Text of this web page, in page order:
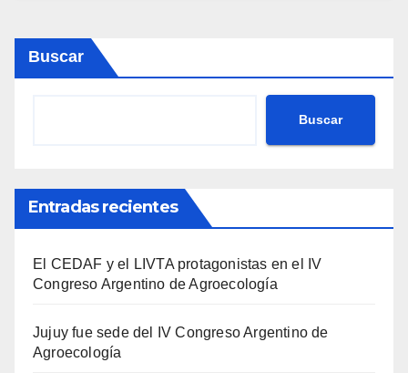
Buscar
Buscar
Entradas recientes
El CEDAF y el LIVTA protagonistas en el IV
Congreso Argentino de Agroecología
Jujuy fue sede del IV Congreso Argentino de
Agroecología